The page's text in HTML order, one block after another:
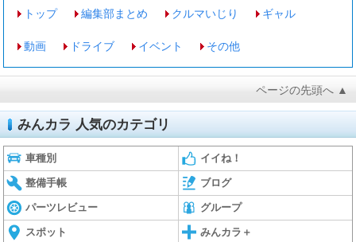
トップ 編集部まとめ クルマいじり ギャル
動画 ドライブ イベント その他
ページの先頭へ ▲
みんカラ 人気のカテゴリ
車種別 イイね！
整備手帳 ブログ
パーツレビュー グループ
スポット みんカラ＋